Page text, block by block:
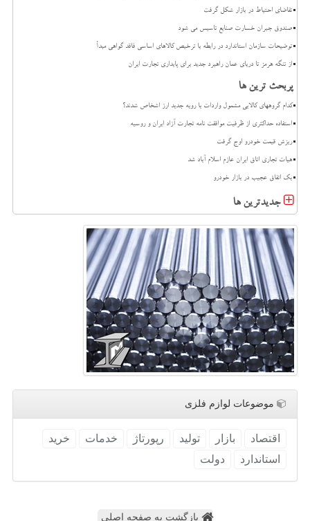
تقاضای احتیاط در بازار شکل گرفت
صندوق جبران خسارت صنایع تاسیس می شود
توضیحات سازمان استاندارد در رابطه با ترخیص کالاهای اساسی فاقد گواهی مبدأ
از تنگه هرمز تا دریای عمان راهبرد جدید برای پایداری تجارت ایران
پربحث ترین ها
کدام گروههای کالایی مشمول واردات با رویه جدید ارز اشخاص شدند؟
استفاده حداکثری از ظرفیت موافقت نامه تجارت آزاد ایران و روسیه
ریزش قیمت خودرو اوج گرفت
هیات تجاری اتاق ایران عازم اسلام آباد شد
بک اتفاق عجیب در بازار خودرو
جدیدترین ها
موضوعات لوازم فلزی
اقتصاد بازار تولید رپورتاژ خدمات
خرید
استاندارد
دولت
بازگشت به صفحه اصلی